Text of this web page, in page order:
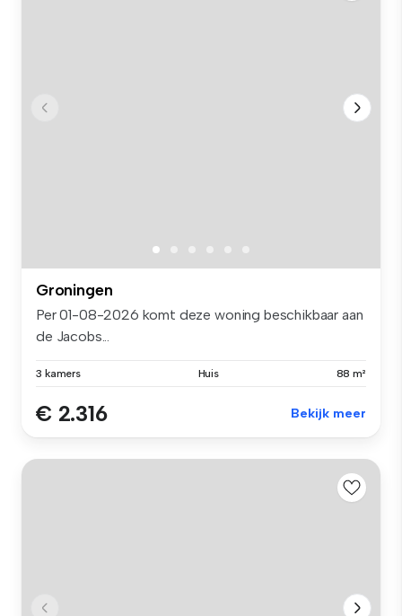
Groningen
Per 01-08-2026 komt deze woning beschikbaar aan
de Jacobs...
3 kamers Huis 88 m²
€ 2.316 Bekijk meer